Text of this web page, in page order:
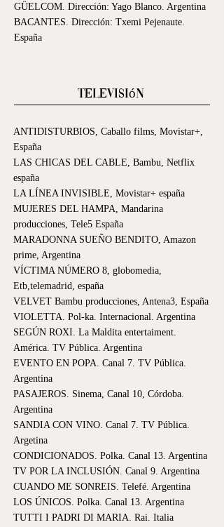
ANTIDISTURBIOS, Caballo films, Movistar+,
España
LAS CHICAS DEL CABLE, Bambu, Netflix
españa
LA LÍNEA INVISIBLE, Movistar+ españa
MUJERES DEL HAMPA, Mandarina
producciones, Tele5 España
MARADONNA SUEÑO BENDITO, Amazon
prime, Argentina
VÍCTIMA NÚMERO 8, globomedia,
Etb,telemadrid, españa
VELVET Bambu producciones, Antena3, España
VIOLETTA. Pol-ka. Internacional. Argentina
SEGÚN ROXI. La Maldita entertaiment.
América. TV Pública. Argentina
EVENTO EN POPA. Canal 7. TV Pública.
Argentina
PASAJEROS. Sinema, Canal 10, Córdoba.
Argentina
SANDIA CON VINO. Canal 7. TV Pública.
Argetina
CONDICIONADOS. Polka. Canal 13. Argentina
TV POR LA INCLUSIÓN. Canal 9. Argentina
CUANDO ME SONREIS. Telefé. Argentina
LOS ÚNICOS. Polka. Canal 13. Argentina
TUTTI I PADRI DI MARIA. Rai. Italia
GÜELCOM. Dirección: Yago Blanco. Argentina
BACANTES. Dirección: Txemi Pejenaute.
España
Televisión